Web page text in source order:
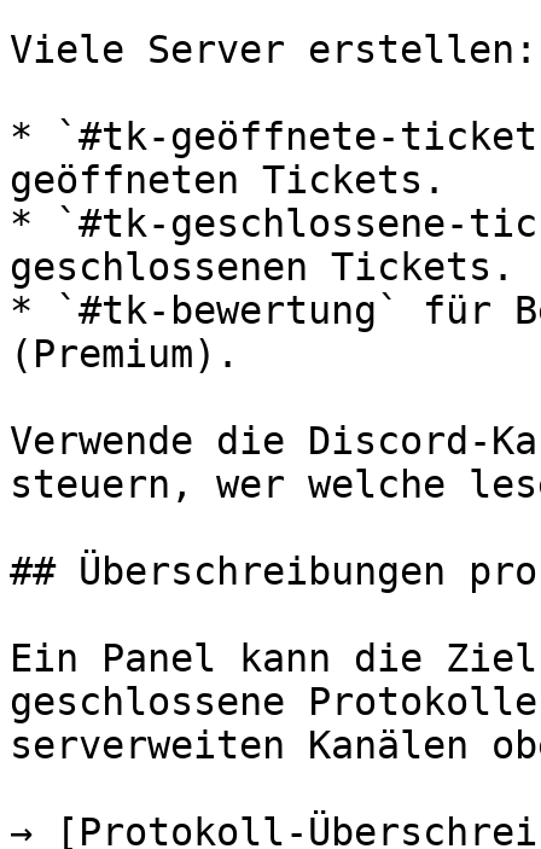
Viele Server erstellen:
* `#tk-geöffnete-
geöffneten Tickets.
* `#tk-geschlossene-
geschlossenen Tickets.
* `#tk-bewertung` für
(Premium).
Verwende die Discord-
steuern, wer welche
## Überschreibungen
Ein Panel kann die
geschlossene
serverweiten Kanälen
→ [Protokoll-